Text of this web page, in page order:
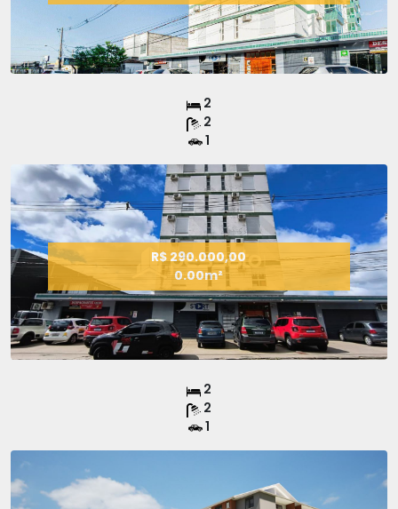
2
2
1
R$ 290.000,00
0.00m²
2
2
1